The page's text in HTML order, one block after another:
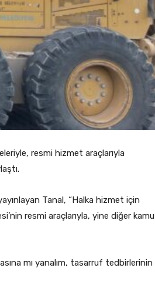
resmi hizmet araçlarıyla
Tanal, “Halka hizmet için
resmi araçlarıyla, yine diğer kamu
mı yanalım, tasarruf tedbirlerinin